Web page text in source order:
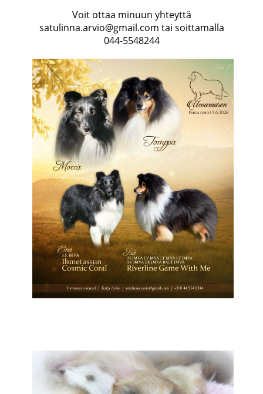
Voit ottaa minuun yhteyttä
satulinna.arvio@gmail.com tai soittamalla
044-5548244